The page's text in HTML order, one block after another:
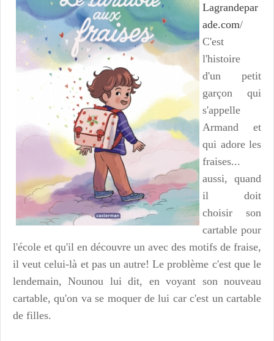
Lagrandepar
ade.com/
C'est
l'histoire
d'un petit
garçon qui
s'appelle
Armand et
qui adore les
fraises...
aussi, quand
il doit
choisir son
cartable pour
l'école et qu'il en découvre un avec des motifs de fraise,
il veut celui-là et pas un autre! Le problème c'est que le
lendemain, Nounou lui dit, en voyant son nouveau
cartable, qu'on va se moquer de lui car c'est un cartable
de filles.